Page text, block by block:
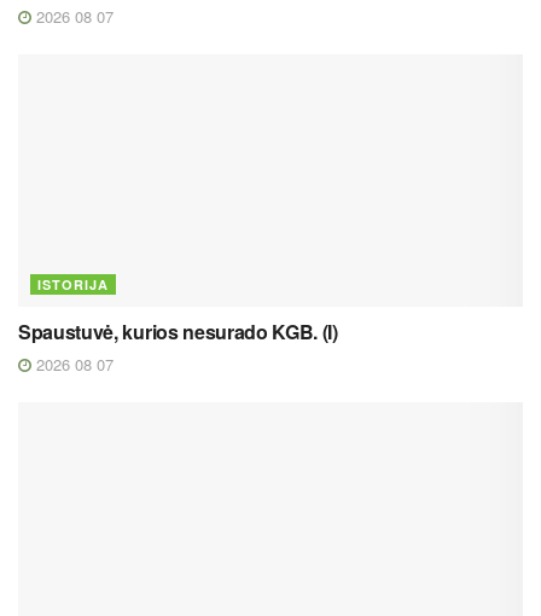
2026 08 07
ISTORIJA
Spaustuvė, kurios nesurado KGB. (I)
2026 08 07